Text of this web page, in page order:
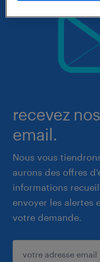
recevez
email.
Nous vous
aurons des offres
informations
envoyer les alertes
votre demande.